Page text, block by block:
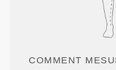
COMMENT